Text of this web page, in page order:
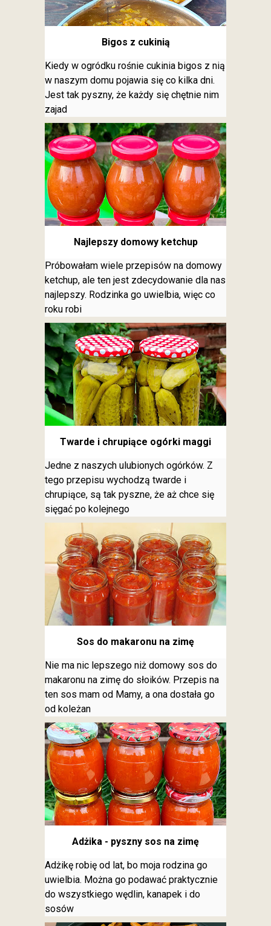
Bigos z cukinią
Kiedy w ogródku rośnie cukinia bigos z nią
w naszym domu pojawia się co kilka dni.
Jest tak pyszny, że każdy się chętnie nim
zajad
Najlepszy domowy ketchup
Próbowałam wiele przepisów na domowy
ketchup, ale ten jest zdecydowanie dla nas
najlepszy. Rodzinka go uwielbia, więc co
roku robi
Twarde i chrupiące ogórki maggi
Jedne z naszych ulubionych ogórków. Z
tego przepisu wychodzą twarde i
chrupiące, są tak pyszne, że aż chce się
sięgać po kolejnego
Sos do makaronu na zimę
Nie ma nic lepszego niż domowy sos do
makaronu na zimę do słoików. Przepis na
ten sos mam od Mamy, a ona dostała go
od koleżan
Adżika - pyszny sos na zimę
Adżikę robię od lat, bo moja rodzina go
uwielbia. Można go podawać praktycznie
do wszystkiego wędlin, kanapek i do
sosów